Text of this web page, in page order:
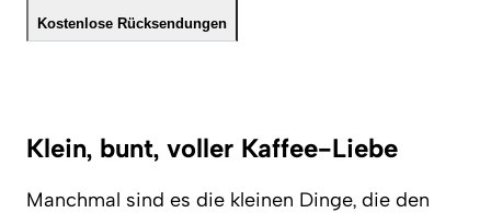
Kostenlose Rücksendungen
Klein, bunt, voller Kaffee-Liebe
Manchmal sind es die kleinen Dinge, die den